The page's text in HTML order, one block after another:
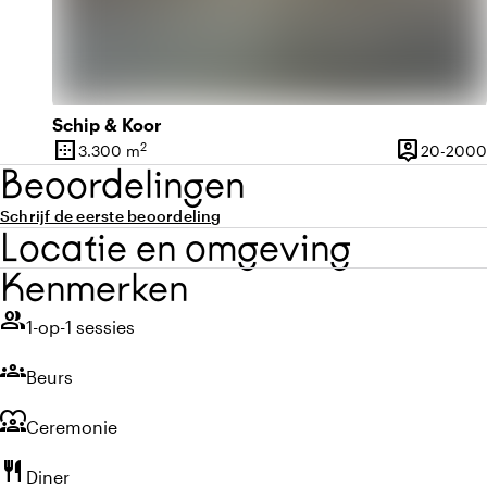
Schip & Koor
border_outer
Oppervlakte
3.300 m2 person_pin
Capaciteit
20-2000
Beoordelingen
Schrijf de eerste beoordeling
Locatie en omgeving
Kenmerken
group1-op-1 sessies
groupsBeurs
diversity_1Ceremonie
restaurant Diner